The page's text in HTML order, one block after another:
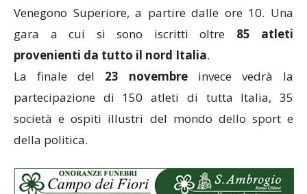
Venegono Superiore, a partire dalle ore 10. Una
gara a cui si sono iscritti oltre 85 atleti
provenienti da tutto il nord Italia.
La finale del 23 novembre invece vedrà la
partecipazione di 150 atleti di tutta Italia, 35
società e ospiti illustri del mondo dello sport e
della politica.